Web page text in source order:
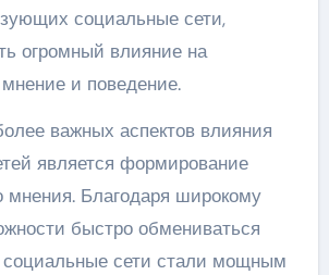
социальные сети,
огромный влияние на
и поведение.
важных аспектов влияния
является формирование
мнения. Благодаря широкому
быстро обмениваться
сети стали мощным